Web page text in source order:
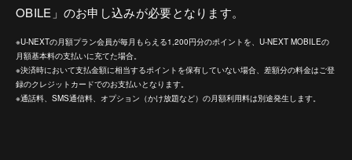
OBILE」のお申し込みが必要となります。
※U-NEXTの月額プラン会員が毎月もらえる1,200円分のポイントを、U-NEXT MOBILEの
月額基本料の支払いに充てた場合。
※決済時において支払金額に相当するポイントを保有していない場合、差額分の料金はご登
録のクレジットカードでのお支払いとなります。
※通話料、SMS通信料、オプション（かけ放題など）の月額利用料は別途発生します。